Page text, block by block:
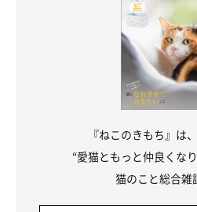
『ねこのきもち』は
“愛猫ともっと仲良くな
猫のこと総合雑